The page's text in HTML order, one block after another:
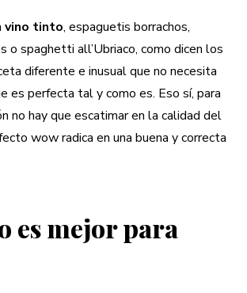
vino tinto, espaguetis borrachos,
o spaghetti all’Ubriaco, como dicen los
diferente e inusual que no necesita
es perfecta tal y como es. Eso sí, para
no hay que escatimar en la calidad del
wow radica en una buena y correcta
es mejor para